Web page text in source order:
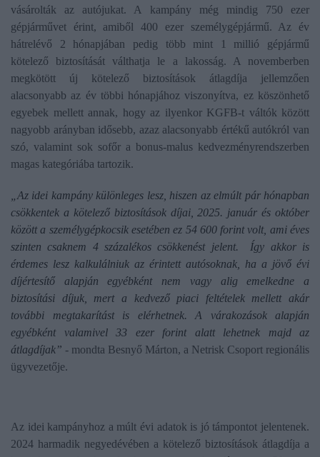
vásárolták az autójukat. A kampány még mindig 750 ezer
gépjárművet érint, amiből 400 ezer személygépjármű. Az év
hátrelévő 2 hónapjában pedig több mint 1 millió gépjármű
kötelező biztosítását válthatja le a lakosság. A novemberben
megkötött új kötelező biztosítások átlagdíja jellemzően
alacsonyabb az év többi hónapjához viszonyítva, ez köszönhető
egyebek mellett annak, hogy az ilyenkor KGFB-t váltók között
nagyobb arányban idősebb, azaz alacsonyabb értékű autókról van
szó, valamint sok sofőr a bonus-malus kedvezményrendszerben
magas kategóriába tartozik.
„Az idei kampány különleges lesz, hiszen az elmúlt pár hónapban
csökkentek a kötelező biztosítások díjai, 2025. január és október
között a személygépkocsik esetében ez 54 600 forint volt, ami éves
szinten csaknem 4 százalékos csökkenést jelent. Így akkor is
érdemes lesz kalkulálniuk az érintett autósoknak, ha a jövő évi
díjértesítő alapján egyébként nem vagy alig emelkedne a
biztosítási díjuk, mert a kedvező piaci feltételek mellett akár
további megtakarítást is elérhetnek. A várakozások alapján
egyébként valamivel 33 ezer forint alatt lehetnek majd az
átlagdíjak” - mondta Besnyő Márton, a Netrisk Csoport regionális
ügyvezetője.
Az idei kampányhoz a múlt évi adatok is jó támpontot jelentenek.
2024 harmadik negyedévében a kötelező biztosítások átlagdíja a